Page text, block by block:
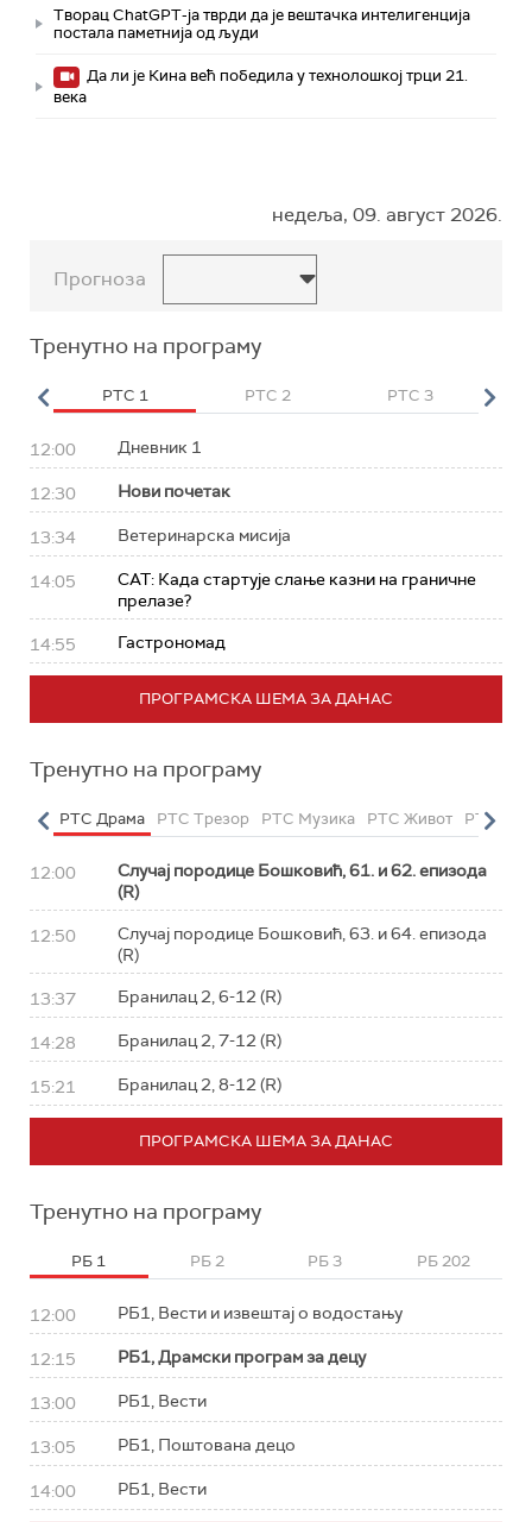
Творац ChatGPT-ја тврди да је вештачка интелигенција
постала паметнија од људи
Да ли је Кина већ победила у технолошкој трци 21.
века
недеља, 09. август 2026.
Прогноза
Тренутно на програму
РТС 1 РТС 2 РТС 3
12:00 Дневник 1
12:30 Нови почетак
13:34 Ветеринарска мисија
14:05
САТ: Када стартује слање казни на граничне
прелазе?
14:55 Гастрономад
ПРОГРАМСКА ШЕМА ЗА ДАНАС
Тренутно на програму
РТС Драма РТС Трезор РТС Музика РТС Живот РТС
12:00
Случај породице Бошковић, 61. и 62. епизода
(R)
12:50
Случај породице Бошковић, 63. и 64. епизода
(R)
13:37 Бранилац 2, 6-12 (R)
14:28 Бранилац 2, 7-12 (R)
15:21 Бранилац 2, 8-12 (R)
ПРОГРАМСКА ШЕМА ЗА ДАНАС
Тренутно на програму
РБ 1 РБ 2 РБ 3 РБ 202
12:00 РБ1, Вести и извештај о водостању
12:15 РБ1, Драмски програм за децу
13:00 РБ1, Вести
13:05 РБ1, Поштована децо
14:00 РБ1, Вести